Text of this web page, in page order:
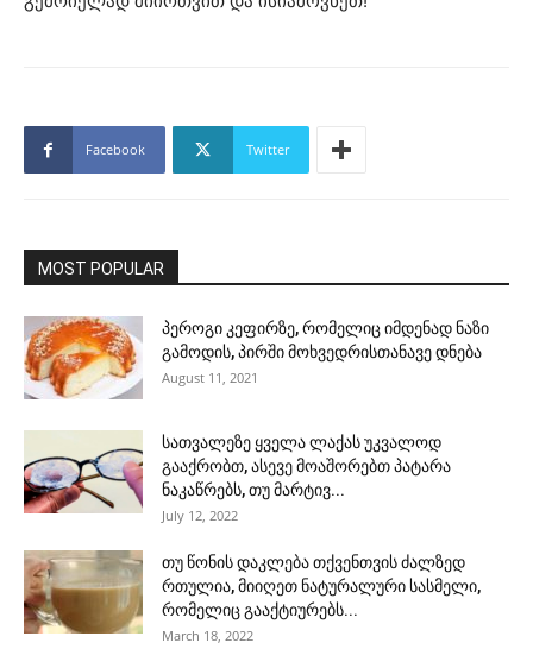
Facebook Twitter
MOST POPULAR
პეროგი კეფირზე, რომელიც იმდენად ნაზი
გამოდის, პირში მოხვედრისთანავე დნება
August 11, 2021
სათვალეზე ყველა ლაქას უკვალოდ
გააქრობთ, ასევე მოაშორებთ პატარა
ნაკაწრებს, თუ მარტივ...
July 12, 2022
თუ წონის დაკლება თქვენთვის ძალზედ
რთულია, მიიღეთ ნატურალური სასმელი,
რომელიც გააქტიურებს...
March 18, 2022